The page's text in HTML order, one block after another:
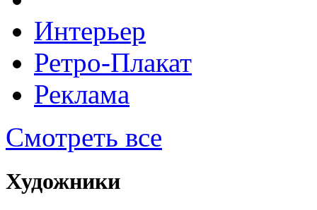
Интерьер
Ретро-Плакат
Реклама
Смотреть все
Художники